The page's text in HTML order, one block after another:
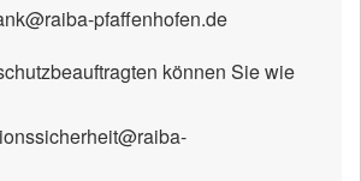
pfaffenhofen.de
können Sie wie